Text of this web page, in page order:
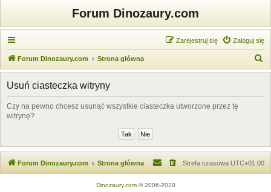
Forum Dinozaury.com
Zaloguj się
Zarejestruj się
Forum Dinozaury.com Strona główna
z
Usuń ciasteczka witryny
Czy na pewno chcesz usunąć wszystkie ciasteczka utworzone przez tę
witrynę?
Forum Dinozaury.com Strona główna Strefa czasowa UTC+01:00
Dinozaury.com© 2006-2020